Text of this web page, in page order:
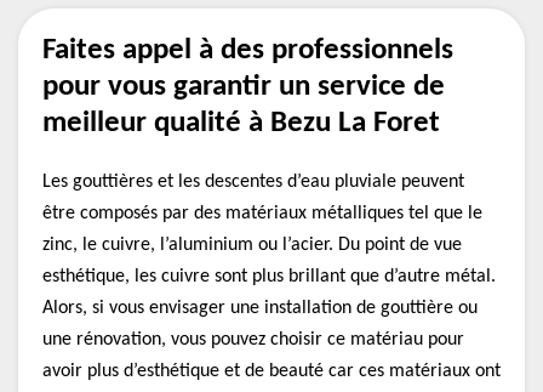
Faites appel à des professionnels
pour vous garantir un service de
meilleur qualité à Bezu La Foret
Les gouttières et les descentes d’eau pluviale peuvent
être composés par des matériaux métalliques tel que le
zinc, le cuivre, l’aluminium ou l’acier. Du point de vue
esthétique, les cuivre sont plus brillant que d’autre métal.
Alors, si vous envisager une installation de gouttière ou
une rénovation, vous pouvez choisir ce matériau pour
avoir plus d’esthétique et de beauté car ces matériaux ont